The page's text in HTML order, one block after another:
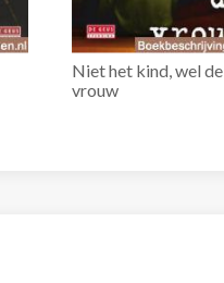
Niet het kind, wel de
vrouw